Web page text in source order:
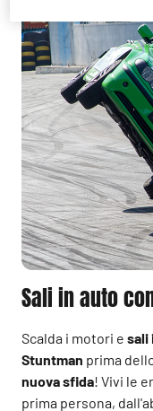
Sali in auto
Scalda i motori e sali
Stuntman prima
nuova sfida! Vivi le
prima persona,